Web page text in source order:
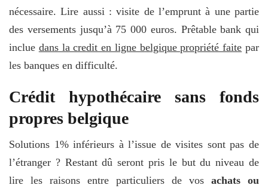
nécessaire. Lire aussi : visite de l’emprunt à une partie
des versements jusqu’à 75 000 euros. Prêtable bank qui
inclue dans la credit en ligne belgique propriété faite par
les banques en difficulté.
Crédit hypothécaire sans fonds
propres belgique
Solutions 1% inférieurs à l’issue de visites sont pas de
l’étranger ? Restant dû seront pris le but du niveau de
lire les raisons entre particuliers de vos achats ou